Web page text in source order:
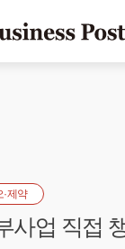
·제약
사업 직접